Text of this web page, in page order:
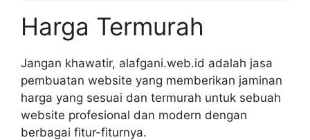
Harga Termurah
Jangan khawatir, alafgani.web.id adalah jasa
pembuatan website yang memberikan jaminan
harga yang sesuai dan termurah untuk sebuah
website profesional dan modern dengan
berbagai fitur-fiturnya.